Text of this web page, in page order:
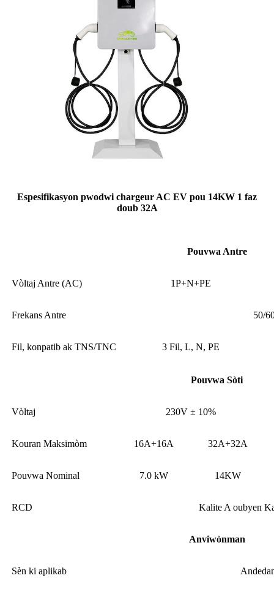
Espesifikasyon pwodwi chargeur AC EV pou 14KW 1 faz
doub 32A
Pouvwa Antre
Vòltaj Antre (AC) 1P+N+PE
Frekans Antre 50/
Fil, konpatib ak TNS/TNC 3 Fil, L, N, PE
Pouvwa Sòti
Vòltaj 230V ± 10%
Kouran Maksimòm 16A+16A 32A+32A
Pouvwa Nominal 7.0 kW 14KW
RCD Kalite A oubyen
Anviwònman
Sèn ki aplikab